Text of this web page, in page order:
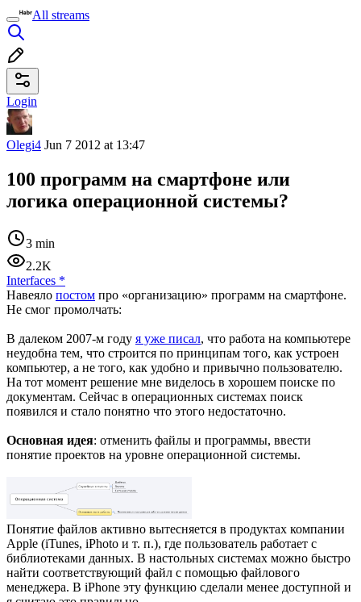
All streams
Login
Olegi4 Jun 7 2012 at 13:47
100 программ на смартфоне или
логика операционной системы?
3 min
2.2K
Interfaces *
Навеяло постом про «организацию» программ на смартфоне.
Не смог промолчать:
В далеком 2007-м году я уже писал, что работа на компьютере
неудобна тем, что строится по принципам того, как устроен
компьютер, а не того, как удобно и привычно пользователю.
На тот момент решение мне виделось в хорошем поиске по
документам. Сейчас в операционных системах поиск
появился и стало понятно что этого недостаточно.
Основная идея: отменить файлы и программы, ввести
понятие проектов на уровне операционной системы.
Понятие файлов активно вытесняется в продуктах компании
Apple (iTunes, iPhoto и т. п.), где пользователь работает с
библиотеками данных. В настольных системах можно быстро
найти соответствующий файл с помощью файлового
менеджера. В iPhone эту функцию сделали менее доступной и